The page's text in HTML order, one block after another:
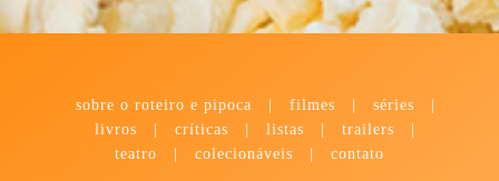
sobre o roteiro e pipoca | filmes | séries
|
livros
| críticas | listas | trailers
|
teatro
| colecionáveis | contato